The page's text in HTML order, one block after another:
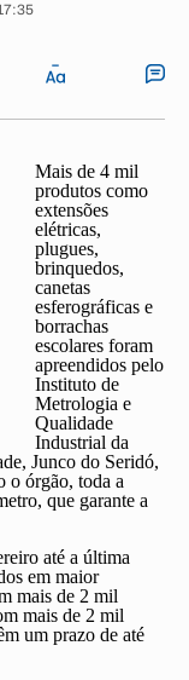
Mais de 4 mil
produtos como
extensões
elétricas,
plugues,
brinquedos,
canetas
esferográficas e
borrachas
escolares foram
apreendidos pelo
Instituto de
Metrologia e
Qualidade
Industrial da
Junco do Seridó,
o órgão, toda a
que garante a
até a última
em maior
mais de 2 mil
mais de 2 mil
um prazo de até